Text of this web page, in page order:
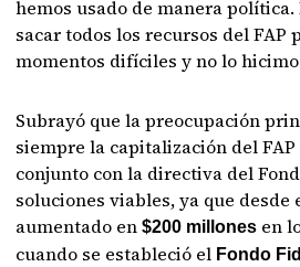
hemos usado de manera
sacar todos los recursos del FAP
momentos difíciles y no lo
Subrayó que la preocupación
siempre la capitalización del
conjunto con la directiva del
soluciones viables, ya que desde
aumentado en$200 millones en
cuando se estableció el Fondo